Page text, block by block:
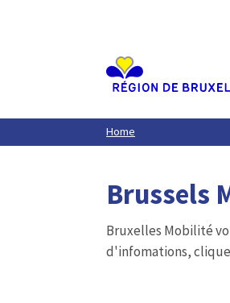
Home
Brussels
Bruxelles Mobilité
d'infomations,